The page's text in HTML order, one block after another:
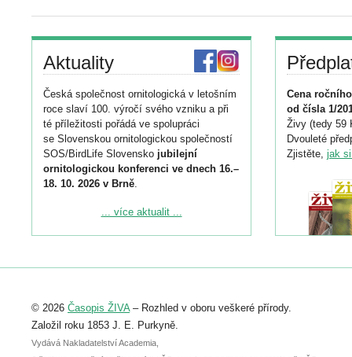
Aktuality
Česká společnost ornitologická v letošním
roce slaví 100. výročí svého vzniku a při
té příležitosti pořádá ve spolupráci
se Slovenskou ornitologickou společností
SOS/BirdLife Slovensko jubilejní
ornitologickou konferenci ve dnech 16.–
18. 10. 2026 v Brně
Podrobnější informace ke konferenci
https://www.birdlife.cz/konference-2026/
Registrovat se můžete do 6. září.
abstraktu přihlášené přednášky nebo
posteru je už 30. června.
... více aktualit ...
Cena
od čísla 1/
Živy (tedy 59
Dvouleté
Zjistěte, jak
© 2026 Časopis ŽIVA– Rozhled v oboru veškeré přírody.
Založil roku 1853 J. E. Purkyně.
Vydává Nakladatelství Academia,